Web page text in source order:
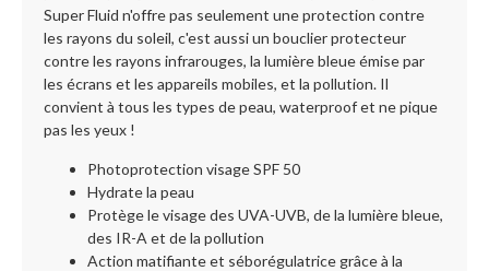
Super Fluid n'offre pas seulement une protection contre
les rayons du soleil, c'est aussi un bouclier protecteur
contre les rayons infrarouges, la lumière bleue émise par
les écrans et les appareils mobiles, et la pollution. Il
convient à tous les types de peau, waterproof et ne pique
pas les yeux !
Photoprotection visage SPF 50
Hydrate la peau
Protège le visage des UVA-UVB, de la lumière bleue,
des IR-A et de la pollution
Action matifiante et séborégulatrice grâce à la